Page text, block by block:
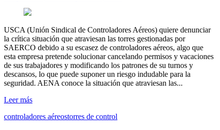
USCA (Unión Sindical de Controladores Aéreos) quiere denunciar
la crítica situación que atraviesan las torres gestionadas por
SAERCO debido a su escasez de controladores aéreos, algo que
esta empresa pretende solucionar cancelando permisos y vacaciones
de sus trabajadores y modificando los patrones de su turnos y
descansos, lo que puede suponer un riesgo indudable para la
seguridad. AENA conoce la situación que atraviesan las...
Leer más
controladores aéreostorres de control